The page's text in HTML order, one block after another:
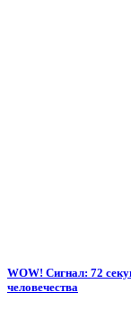
WOW! Сигнал: 72
человечества